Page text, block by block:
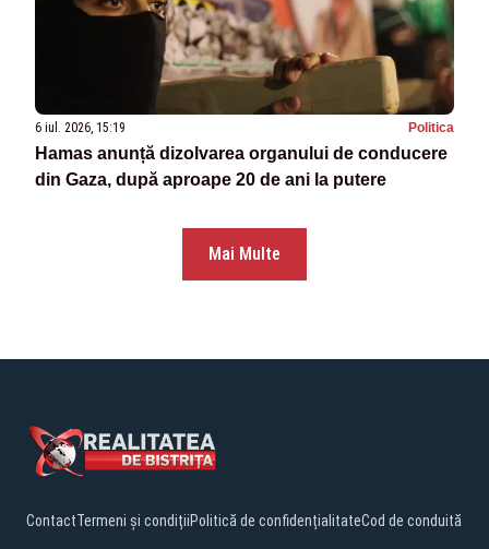
6 iul. 2026, 15:19 Politica
Hamas anunță dizolvarea organului de conducere
din Gaza, după aproape 20 de ani la putere
Mai Multe
ContactTermeni și condițiiPolitică de confidențialitateCod de conduită